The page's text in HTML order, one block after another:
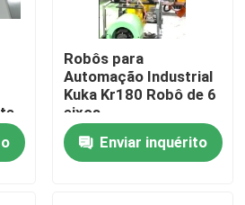
Robôs para
Automação Industrial
Kuka Kr180 Robô de 6
eixos
Enviar inquérito